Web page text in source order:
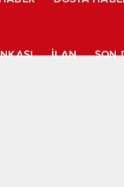
İLAN SON